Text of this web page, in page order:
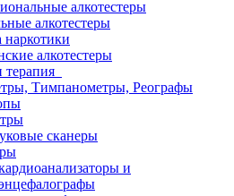
алкотестеры
алкотестеры
наркотики
алкотестеры
терапия
Тимпанометры, Реографы
сканеры
и